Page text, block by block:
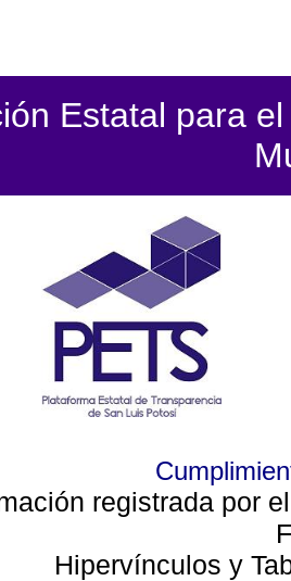
Estatal para
registrada por
Hipervínculos y